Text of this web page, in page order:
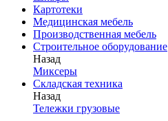
Картотеки
Медицинская мебель
Производственная мебель
Строительное оборудование
Назад
Миксеры
Складская техника
Назад
Тележки грузовые